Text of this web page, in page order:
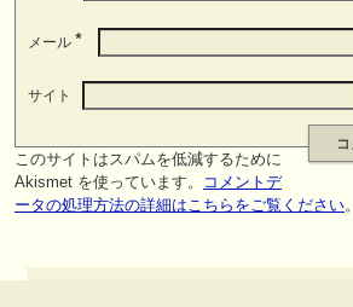
メール*
サイト
このサイトはスパムを低減するために
Akismet を使っています。
コメントデ
ータの処理方法の詳細はこちらをご覧ください。